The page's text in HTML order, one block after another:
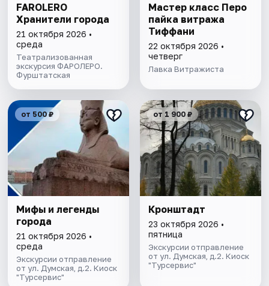
FAROLERO
Хранители города
21 октября 2026 •
среда
Театрализованная
экскурсия ФАРОЛЕРО.
Фурштатская
Мастер класс Перо
пайка витража
Тиффани
22 октября 2026 •
четверг
Лавка Витражиста
от 500 ₽
Мифы и легенды
города
21 октября 2026 •
среда
Экскурсии отправление
от ул. Думская, д.2. Киоск
"Турсервис"
от 1 900 ₽
Кронштадт
23 октября 2026 •
пятница
Экскурсии отправление
от ул. Думская, д.2. Киоск
"Турсервис"